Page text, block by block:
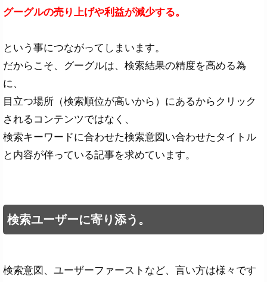
グーグルの売り上げや利益が減少する。
という事につながってしまいます。
だからこそ、グーグルは、検索結果の精度を高める為
に、
目立つ場所（検索順位が高いから）にあるからクリック
されるコンテンツではなく、
検索キーワードに合わせた検索意図い合わせたタイトル
と内容が伴っている記事を求めています。
検索ユーザーに寄り添う。
検索意図、ユーザーファーストなど、言い方は様々です